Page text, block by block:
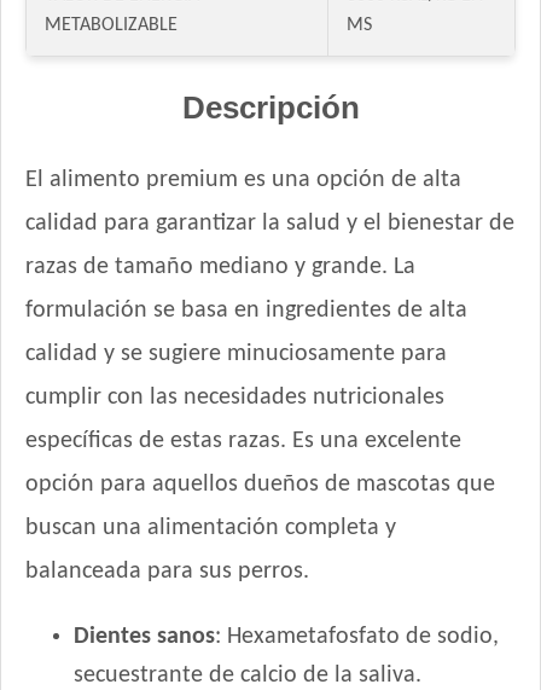
Gran Campeón Maintenance Perro Adulto Mordida Grande
Gran Campeón Perro Adulto Mordida Grande Carne, Pollo y
Cereales
Gran Pastor Perro Criadores
HOP! Perro Adulto Mediano y Grande
High Pro Perro Adulto Cordero
Infinity Adulto Razas Medianas y Grandes
Iron Pet Perro Adultos de Razas Medianas y Grandes
Jager Perro Adulto
Jaspe Perro Adulto
Jaspe Premium Perro Criadores
Keiko Max Perro Adulto Mediano y Grande
METABOLIZABLE
MS
Descripción
El alimento premium es una opción de alta
calidad para garantizar la salud y el bienestar de
razas de tamaño mediano y grande. La
formulación se basa en ingredientes de alta
calidad y se sugiere minuciosamente para
cumplir con las necesidades nutricionales
específicas de estas razas. Es una excelente
opción para aquellos dueños de mascotas que
buscan una alimentación completa y
balanceada para sus perros.
Dientes sanos: Hexametafosfato de sodio,
secuestrante de calcio de la saliva.